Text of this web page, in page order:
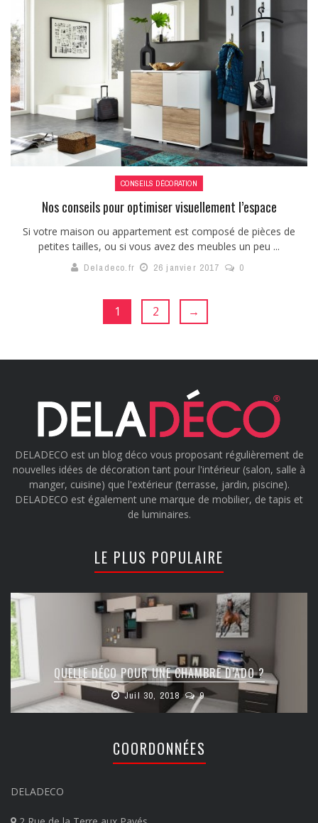
CONSEILS DÉCORATION
Nos conseils pour optimiser visuellement l’espace
Si votre maison ou appartement est composé de pièces de
petites tailles, ou si vous avez des meubles un peu ...
Deladeco.fr 26 janvier 2017 0
1 2 →
DELADECO est un blog déco vous proposant régulièrement de
nouvelles idées de décoration tant pour l'intérieur (salon, salle à
manger, cuisine) que l'extérieur (terrasse, jardin, piscine).
DELADECO est également une marque de mobilier, de tapis et
de luminaires.
LE PLUS POPULAIRE
QUELLE DÉCO POUR UNE CHAMBRE D’ADO ?
Juil 30, 2018 9
COORDONNÉES
DELADECO